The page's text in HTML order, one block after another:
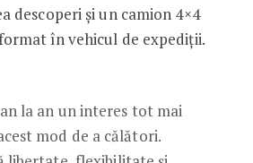
descoperi și un camion 4×4
în vehicul de expediții.
la an un interes tot mai
mod de a călători.